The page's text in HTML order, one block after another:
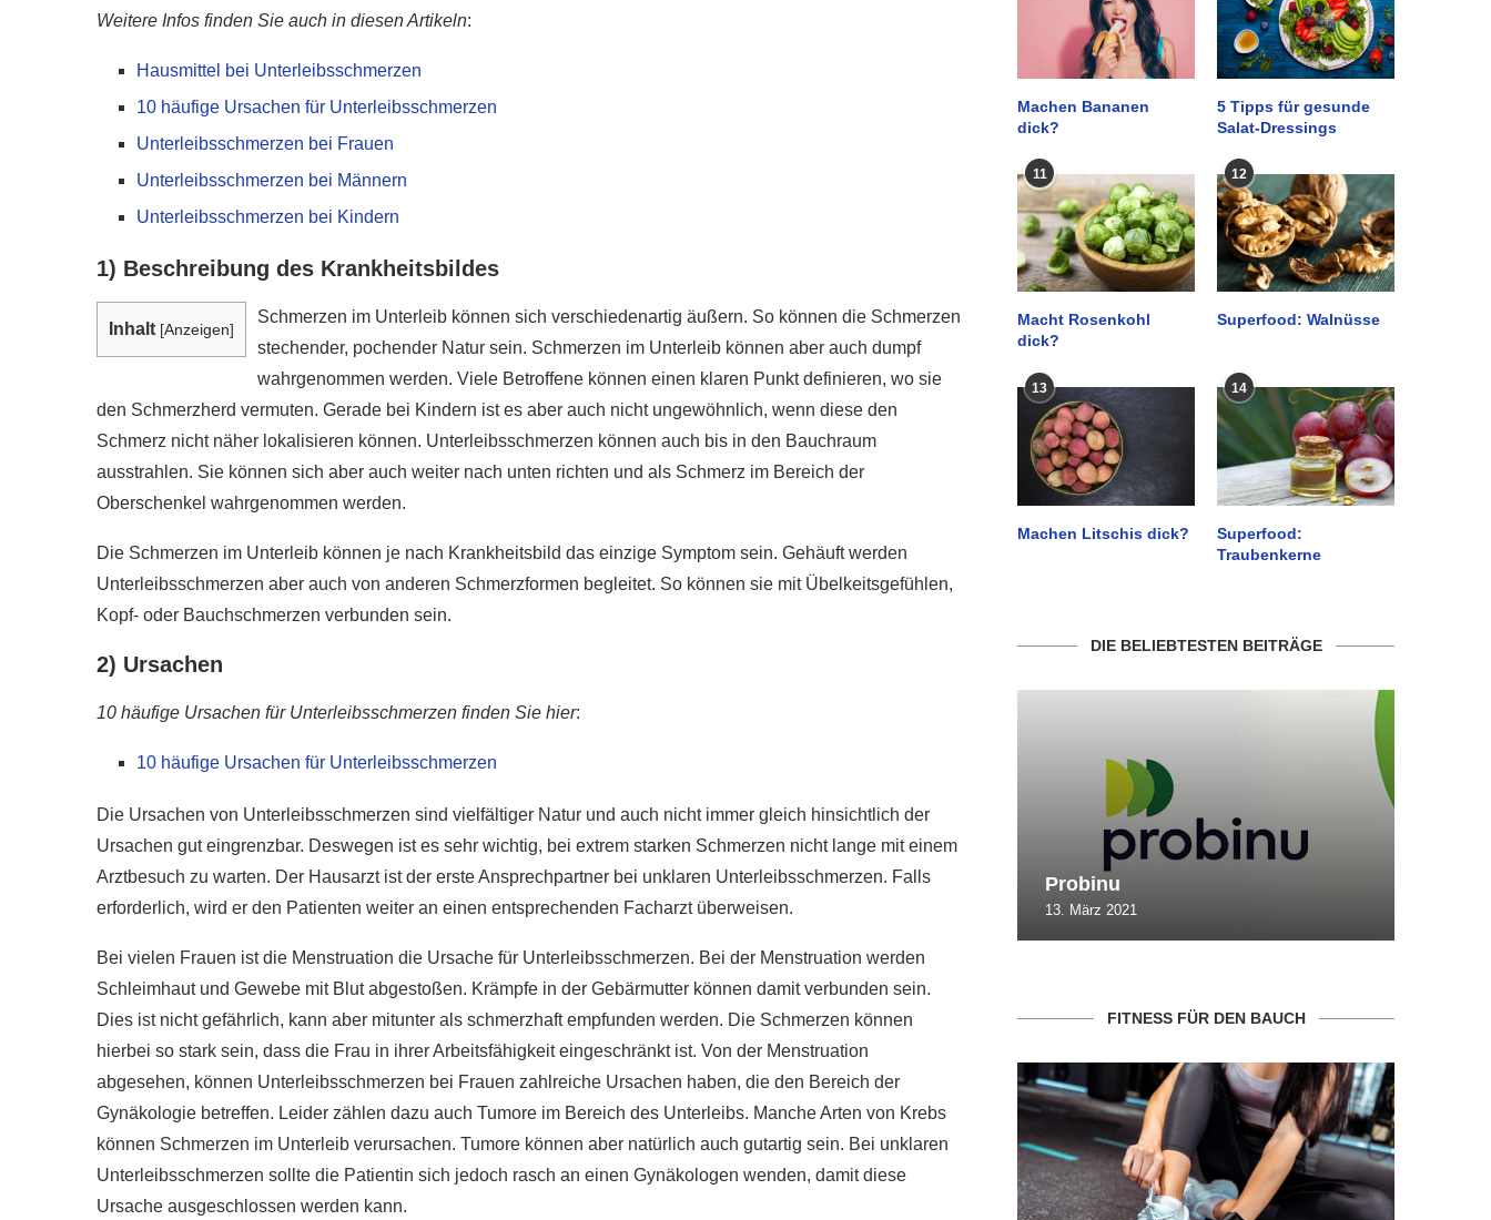
Weitere Infos finden Sie auch in diesen Artikeln:
Hausmittel bei Unterleibsschmerzen
10 häufige Ursachen für Unterleibsschmerzen
Unterleibsschmerzen bei Frauen
Unterleibsschmerzen bei Männern
Unterleibsschmerzen bei Kindern
1) Beschreibung des Krankheitsbildes
Inhalt [Anzeigen]
Schmerzen im Unterleib können sich verschiedenartig äußern. So können die Schmerzen
stechender, pochender Natur sein. Schmerzen im Unterleib können aber auch dumpf
wahrgenommen werden. Viele Betroffene können einen klaren Punkt definieren, wo sie
den Schmerzherd vermuten. Gerade bei Kindern ist es aber auch nicht ungewöhnlich, wenn diese den
Schmerz nicht näher lokalisieren können. Unterleibsschmerzen können auch bis in den Bauchraum
ausstrahlen. Sie können sich aber auch weiter nach unten richten und als Schmerz im Bereich der
Oberschenkel wahrgenommen werden.
Die Schmerzen im Unterleib können je nach Krankheitsbild das einzige Symptom sein. Gehäuft werden
Unterleibsschmerzen aber auch von anderen Schmerzformen begleitet. So können sie mit Übelkeitsgefühlen,
Kopf- oder Bauchschmerzen verbunden sein.
2) Ursachen
10 häufige Ursachen für Unterleibsschmerzen finden Sie hier:
10 häufige Ursachen für Unterleibsschmerzen
Die Ursachen von Unterleibsschmerzen sind vielfältiger Natur und auch nicht immer gleich hinsichtlich der
Ursachen gut eingrenzbar. Deswegen ist es sehr wichtig, bei extrem starken Schmerzen nicht lange mit einem
Arztbesuch zu warten. Der Hausarzt ist der erste Ansprechpartner bei unklaren Unterleibsschmerzen. Falls
erforderlich, wird er den Patienten weiter an einen entsprechenden Facharzt überweisen.
Bei vielen Frauen ist die Menstruation die Ursache für Unterleibsschmerzen. Bei der Menstruation werden
Schleimhaut und Gewebe mit Blut abgestoßen. Krämpfe in der Gebärmutter können damit verbunden sein.
Dies ist nicht gefährlich, kann aber mitunter als schmerzhaft empfunden werden. Die Schmerzen können
hierbei so stark sein, dass die Frau in ihrer Arbeitsfähigkeit eingeschränkt ist. Von der Menstruation
abgesehen, können Unterleibsschmerzen bei Frauen zahlreiche Ursachen haben, die den Bereich der
Gynäkologie betreffen. Leider zählen dazu auch Tumore im Bereich des Unterleibs. Manche Arten von Krebs
können Schmerzen im Unterleib verursachen. Tumore können aber natürlich auch gutartig sein. Bei unklaren
Unterleibsschmerzen sollte die Patientin sich jedoch rasch an einen Gynäkologen wenden, damit diese
Ursache ausgeschlossen werden kann.
Machen Bananen
dick?
5 Tipps für gesunde
Salat-Dressings
11
Macht Rosenkohl
dick?
12
Superfood: Walnüsse
13
Machen Litschis dick?
14
Superfood:
Traubenkerne
DIE BELIEBTESTEN BEITRÄGE
Wie gesund ist Rohkost?
28. Januar 2020
5 super Tipps für weniger
Zuckerkonsum
28. Januar 2020
Probinu
13. März 2021
FITNESS FÜR DEN BAUCH